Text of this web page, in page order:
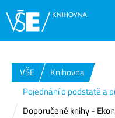
VŠE
Knihovna
Pojednání o podstatě a
Doporučené knihy -